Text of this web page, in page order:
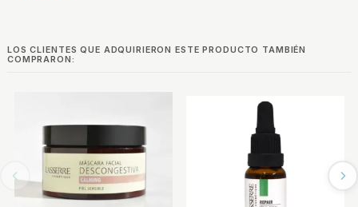
LOS CLIENTES QUE ADQUIRIERON ESTE PRODUCTO TAMBIÉN
COMPRARON: